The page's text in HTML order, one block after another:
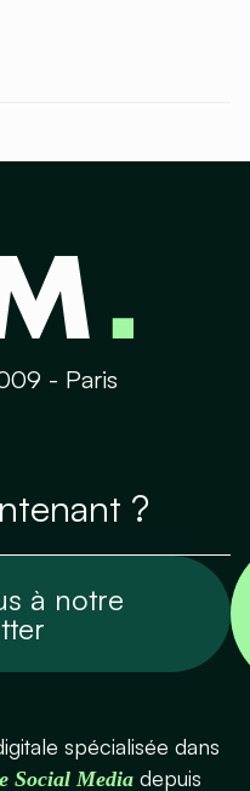
- Paris
?
à notre
spécialisée dans
Social Media depuis